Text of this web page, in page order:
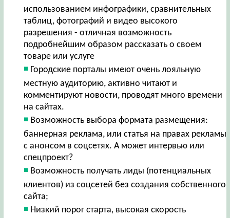
использованием инфографики, сравнительных
таблиц, фотографий и видео высокого
разрешения - отличная возможность
подробнейшим образом рассказать о своем
товаре или услуге
Городские порталы имеют очень лояльную
местную аудиторию, активно читают и
комментируют новости, проводят много времени
на сайтах.
Возможность выбора формата размещения:
баннерная реклама, или статья на правах рекламы
с анонсом в соцсетях. А может интервью или
спецпроект?
Возможность получать лиды (потенциальных
клиентов) из соцсетей без создания собственного
сайта;
Низкий порог старта, высокая скорость